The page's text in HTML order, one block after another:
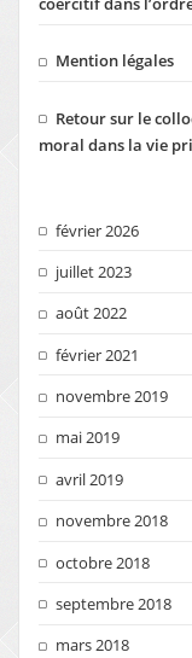
Mention légales
Retour sur le
moral dans la vie
février 2026
juillet 2023
août 2022
février 2021
novembre 2019
mai 2019
avril 2019
novembre 2018
octobre 2018
septembre 2018
mars 2018